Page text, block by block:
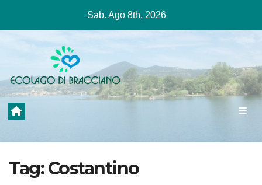
contenuto
Sab. Ago 8th, 2026
Tag:Costantino